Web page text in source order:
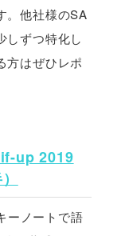
。他社様のSA
しずつ特化し
方はぜひレポ
up 2019
ーノートで語